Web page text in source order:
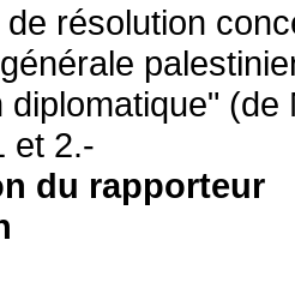
résolution
diplomatique"
et 2.-
du rapporteur